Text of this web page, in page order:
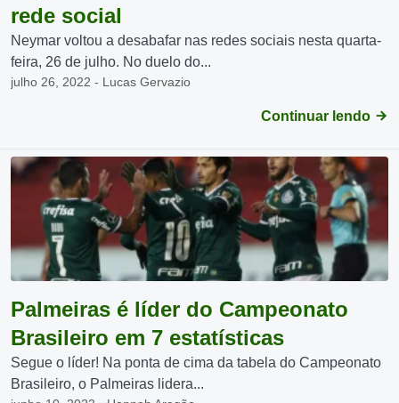
rede social
Neymar voltou a desabafar nas redes sociais nesta quarta-
feira, 26 de julho. No duelo do...
julho 26, 2022 - Lucas Gervazio
Continuar lendo
Palmeiras é líder do Campeonato
Brasileiro em 7 estatísticas
Segue o líder! Na ponta de cima da tabela do Campeonato
Brasileiro, o Palmeiras lidera...